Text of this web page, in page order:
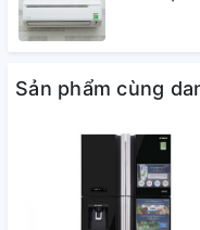
Sản phẩm cùng